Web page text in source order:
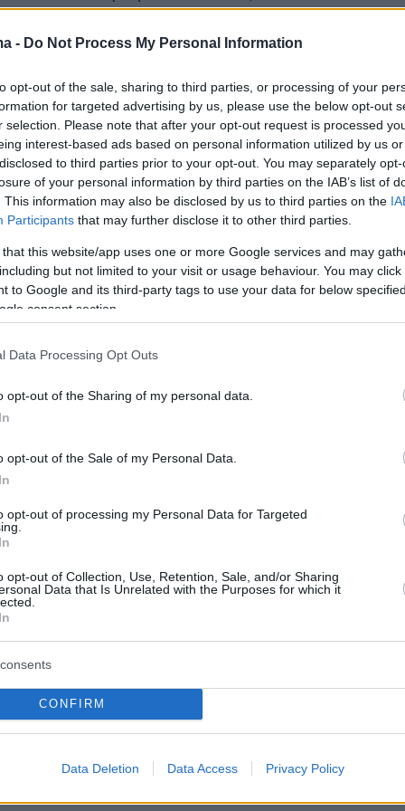
- Do Not Process My Personal Information
opt-out of the sale, sharing to third parties, or processing of your
for targeted advertising by us, please use the below opt-out
selection. Please note that after your opt-out request is processed
interest-based ads based on personal information utilized by us
to third parties prior to your opt-out. You may separately
of your personal information by third parties on the IAB’s list of
This information may also be disclosed by us to third parties on the
Participants that may further disclose it to other third parties.
that this website/app uses one or more Google services and may
but not limited to your visit or usage behaviour. You may
to Google and its third-party tags to use your data for below
consent section.
Data Processing Opt Outs
opt-out of the Sharing of my personal data.
opt-out of the Sale of my Personal Data.
opt-out of processing my Personal Data for Targeted
opt-out of Collection, Use, Retention, Sale, and/or Sharing
Data that Is Unrelated with the Purposes for which it
CONFIRM
Data Deletion Data Access Privacy Policy
στον κίνδυνο της απόλυτης καταστροφής(4η
προχωρήσει σε αυτή την κίνηση, θέλοντας
πιθανότητες ενός happy end στην
περίοδο, μέσα από την επιστροφή της
λογικής και της νοοτροπίας που
το μέγεθος του κλαμπ.
λόγο, την θέση του Τερίμ (14 νίκες, 6
ήττες) μέχρι το φινάλε της σεζόν θα πάρει-
απροόπτου- ο μέχρι πρότινος
του Βόλου και άμεσος συνεργάτης του Ιβάν
στον Παναθηναϊκό, Χρήστος Κόντης.
είχε σημαντικό μερίδιο επιτυχίας
''πρασίνων'' στην ποδοσφαιρική
τα πήγε περίφημα στον Βόλο ως πρώτος
στο φινάλε της σεζόν διατηρώντας την
κεφάλαια της προπονητικής στην Ελλάδα
αυτή την... επικίνδυνη αποστολή,
όσο κανείς άλλος διαθέσιμος κόουτς αυτή
υλικό της ομάδας.
μονόδρομος για τον Παναθηναϊκό και ο
να επαναφέρει κάποιες από τις
που χαρακτήριζαν το σύνολο τα προηγούμενα